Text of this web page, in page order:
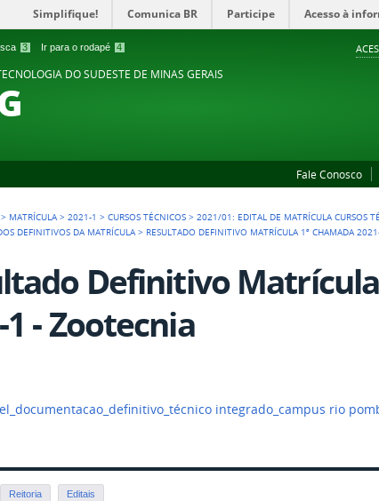
3 Ir para o rodapé 4
Simplifique! Comunica BR Participe Acesso à
DO SUDESTE DE MINAS GERAIS
Fale Conosco
> MATRÍCULA >2021-1 >CURSOS TÉCNICOS >2021/01: EDITAL DE MATRÍCULA CURSOS
DEFINITIVOS DA MATRÍCULA > RESULTADO DEFINITIVO MATRÍCULA 1ª CHAMADA
Definitivo
1 - Zootecnia
integrado_campus rio
Reitoria Editais